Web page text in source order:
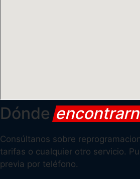
Dónde
Consúltanos sobre
tarifas o cualquier otro servicio.
previa por teléfono.